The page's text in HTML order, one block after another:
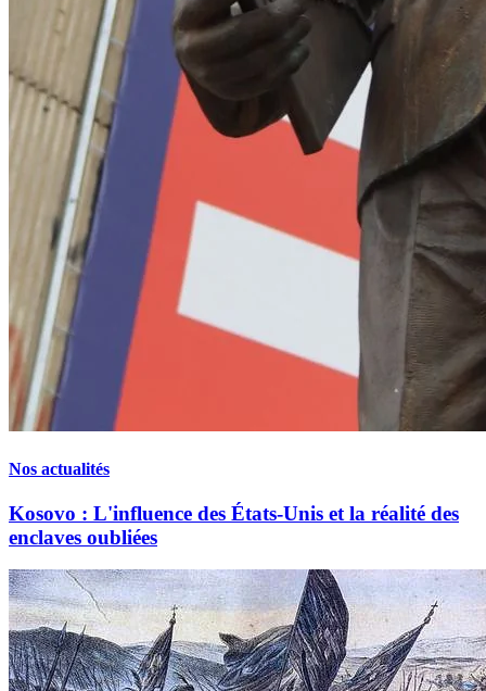
Nos actualités
Kosovo : L'influence des États-Unis et la réalité des
enclaves oubliées